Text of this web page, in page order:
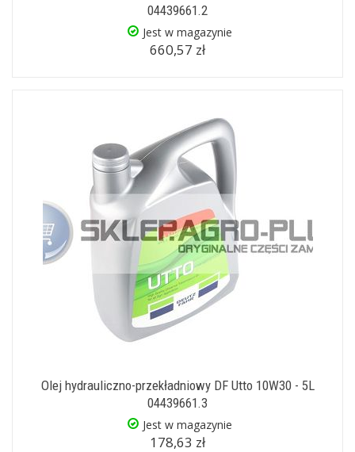
04439661.2
Jest w magazynie
660,57 zł
Olej hydrauliczno-przekładniowy DF Utto 10W30 - 5L
04439661.3
Jest w magazynie
178,63 zł